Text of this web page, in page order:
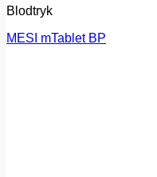
Blodtryk
MESI mTablet BP